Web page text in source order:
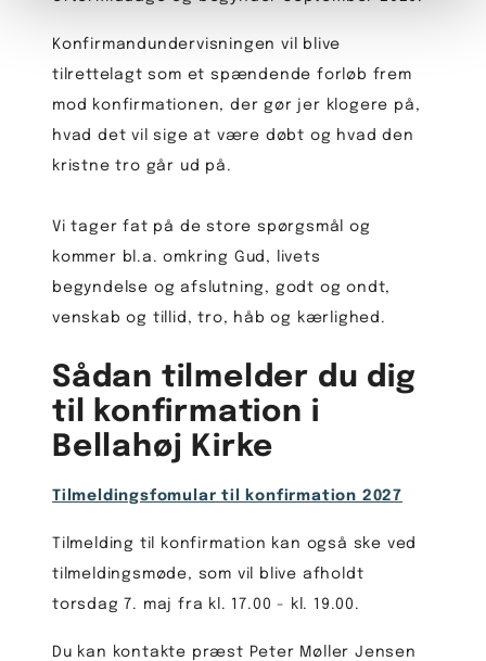
Konfirmandundervisningen vil blive
tilrettelagt som et spændende forløb frem
mod konfirmationen, der gør jer klogere på,
hvad det vil sige at være døbt og hvad den
kristne tro går ud på.
Vi tager fat på de store spørgsmål og
kommer bl.a. omkring Gud, livets
begyndelse og afslutning, godt og ondt,
venskab og tillid, tro, håb og kærlighed.
Sådan tilmelder du dig
til konfirmation i
Bellahøj Kirke
Tilmeldingsfomular til konfirmation 2027
Tilmelding til konfirmation kan også ske ved
tilmeldingsmøde, som vil blive afholdt
torsdag 7. maj fra kl. 17.00 - kl. 19.00.
Du kan kontakte præst Peter Møller Jensen